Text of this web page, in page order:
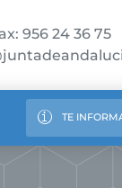
956 24 36 75
TE